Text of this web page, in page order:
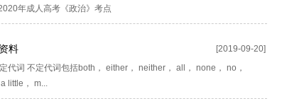
年成人高考《政治》考点
料
[2019-09-20]
代词 不定代词包括both， either， neither， all， none， no，
little， m...